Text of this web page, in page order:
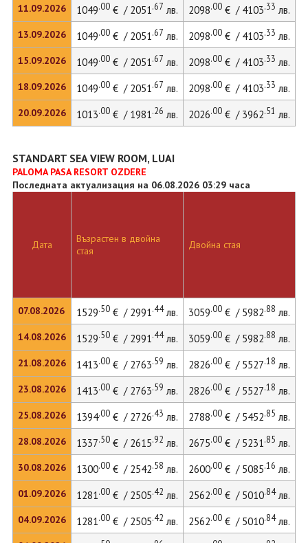
11.09.2026
13.09.2026
15.09.2026
18.09.2026
20.09.2026
1049.00€ / 2051.67 лв. 2098.00€ / 4103.33 лв.
1049.00€ / 2051.67 лв. 2098.00€ / 4103.33 лв.
1049.00€ / 2051.67 лв. 2098.00€ / 4103.33 лв.
1049.00€ / 2051.67 лв. 2098.00€ / 4103.33 лв.
1013.00€ / 1981.26 лв. 2026.00€ / 3962.51 лв.
STANDART SEA VIEW ROOM, LUAI
PALOMA PASA RESORT OZDERE
Последната актуализация на 06.08.2026 03:29 часа
Дата
07.08.2026
14.08.2026
21.08.2026
23.08.2026
25.08.2026
28.08.2026
30.08.2026
01.09.2026
04.09.2026
Възрастен в двойна
стая
Двойна стая
1529.50€ / 2991.44лв. 3059.00€ / 5982.88 лв.
1529.50€ / 2991.44лв. 3059.00€ / 5982.88 лв.
1413.00€ / 2763.59 лв. 2826.00€ / 5527.18 лв.
1413.00€ / 2763.59 лв. 2826.00€ / 5527.18 лв.
1394.00€ / 2726.43 лв. 2788.00€ / 5452.85 лв.
1337.50€ / 2615.92 лв. 2675.00€ / 5231.85 лв.
1300.00€ / 2542.58 лв. 2600.00€ / 5085.16 лв.
1281.00€ / 2505.42 лв. 2562.00€ / 5010.84лв.
1281.00€ / 2505.42 лв. 2562.00€ / 5010.84лв.